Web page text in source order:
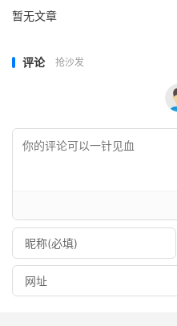
暂无文章
评论 抢沙发